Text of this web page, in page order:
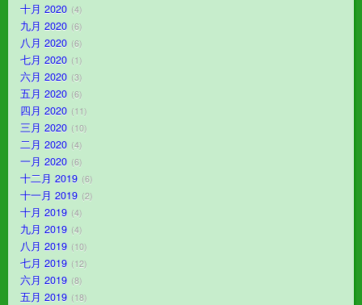
十月 2020 4
九月 2020 6
八月 2020 6
七月 2020 1
六月 2020 3
五月 2020 6
四月 2020 11
三月 2020 10
二月 2020 4
一月 2020 6
十二月 2019 6
十一月 2019 2
十月 2019 4
九月 2019 4
八月 2019 10
七月 2019 12
六月 2019 8
五月 2019 18